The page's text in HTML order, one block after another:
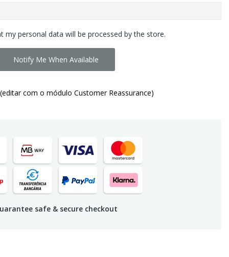
my personal data will be processed by the store.
Notify Me When Available
(editar com o módulo Customer Reassurance)
safe & secure checkout